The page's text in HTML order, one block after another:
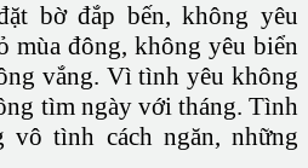
bờ đắp bến, không yêu
mùa đông, không yêu biển
vắng. Vì tình yêu không
tìm ngày với tháng. Tình
vô tình cách ngăn, những